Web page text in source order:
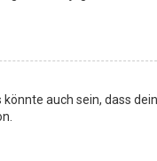
auch sein, dass